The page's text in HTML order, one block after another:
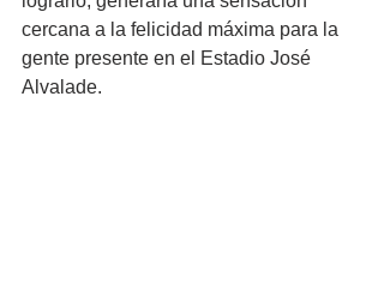
cercana a la felicidad máxima para la
gente presente en el Estadio José
Alvalade.